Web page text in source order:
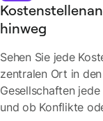
hinweg
Sehen Sie jede
zentralen Ort in
Gesellschaften
und ob Konflikte